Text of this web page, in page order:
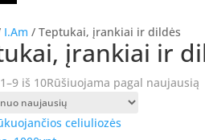
I.Am / Teptukai, įrankiai ir dildės
įrankiai ir
iš 10Rūšiuojama pagal naujausią